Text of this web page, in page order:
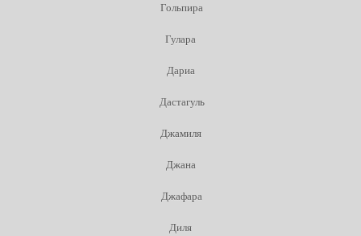
Гольпира
Гулара
Дариа
Дастагуль
Джамиля
Джана
Джафара
Диля